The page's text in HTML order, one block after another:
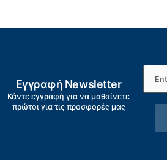
Εγγραφή Newsletter
Κάντε εγγραφή για να μαθαίνετε
πρώτοι για τις προσφορές μας